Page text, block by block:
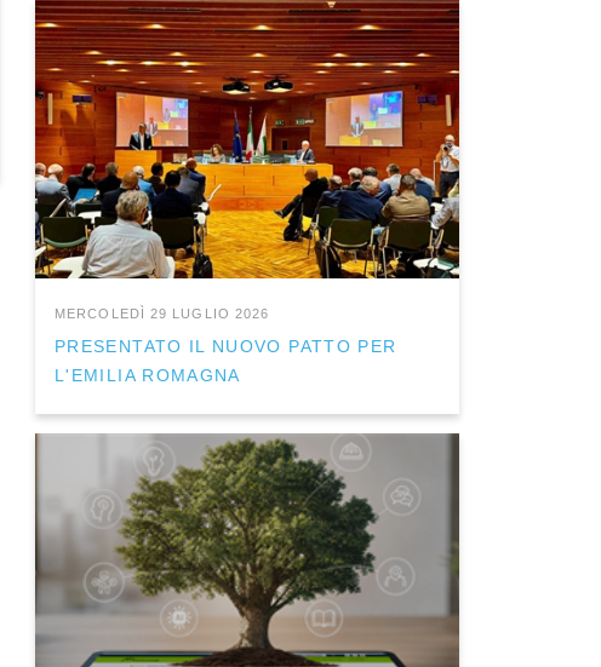
MERCOLEDÌ 29 LUGLIO 2026
PRESENTATO IL NUOVO PATTO PER
L'EMILIA ROMAGNA